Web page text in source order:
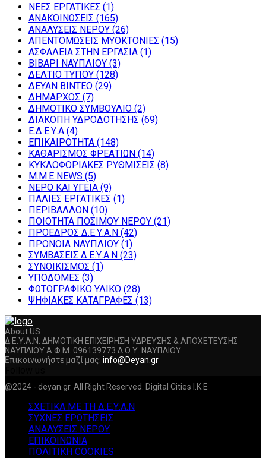
NEEΣ ΕΡΓΑΤΙΚΕΣ (1)
ΑΝΑΚΟΙΝΩΣΕΙΣ (165)
ΑΝΑΛΥΣΕΙΣ ΝΕΡΟΥ (26)
ΑΠΕΝΤΟΜΩΣΕΙΣ ΜΥΟΚΤΟΝΙΕΣ (15)
ΑΣΦΑΛΕΙΑ ΣΤΗΝ ΕΡΓΑΣΙΑ (1)
ΒΙΒΑΡΙ ΝΑΥΠΛΙΟΥ (3)
ΔΕΛΤΙΟ ΤΥΠΟΥ (128)
ΔΕΥΑΝ ΒΙΝΤΕΟ (29)
ΔΗΜΑΡΧΟΣ (7)
ΔΗΜΟΤΙΚΟ ΣΥΜΒΟΥΛΙΟ (2)
ΔΙΑΚΟΠΗ ΥΔΡΟΔΟΤΗΣΗΣ (69)
Ε.Δ.Ε.Υ.Α (4)
ΕΠΙΚΑΙΡΟΤΗΤΑ (148)
ΚΑΘΑΡΙΣΜΟΣ ΦΡΕΑΤΙΩΝ (14)
ΚΥΚΛΟΦΟΡΙΑΚΕΣ ΡΥΘΜΙΣΕΙΣ (8)
Μ.Μ.Ε NEWS (5)
ΝΕΡΟ ΚΑΙ ΥΓΕΙΑ (9)
ΠΑΛΙΕΣ ΕΡΓΑΤΙΚΕΣ (1)
ΠΕΡΙΒΑΛΛΟΝ (10)
ΠΟΙΟΤΗΤΑ ΠΟΣΙΜΟΥ ΝΕΡΟΥ (21)
ΠΡΟΕΔΡΟΣ Δ.Ε.Υ.Α.Ν (42)
ΠΡΟΝΟΙΑ ΝΑΥΠΛΙΟΥ (1)
ΣΥΜΒΑΣΕΙΣ Δ.Ε.Υ.Α.Ν (23)
ΣΥΝΟΙΚΙΣΜΟΣ (1)
ΥΠΟΔΟΜΕΣ (3)
ΦΩΤΟΓΡΑΦΙΚΟ ΥΛΙΚΟ (28)
ΨΗΦΙΑΚΕΣ ΚΑΤΑΓΡΑΦΕΣ (13)
About US
Δ.Ε.Υ.Α.Ν. ΔΗΜΟΤΙΚΗ ΕΠΙΧΕΙΡΗΣΗ ΥΔΡΕΥΣΗΣ & ΑΠΟΧΕΤΕΥΣΗΣ
ΝΑΥΠΛΙΟΥ Α.Φ.Μ. 096139773 Δ.Ο.Υ. ΝΑΥΠΛΙΟΥ
Επικοινωνήστε μαζί μας: info@Deyan.gr
Facebook
Twitter
Instagram
Youtube
@2024 - deyan.gr. All Right Reserved. Digital Cities I.K.E
ΣΧΕΤΙΚΑ ΜΕ ΤΗ Δ.Ε.Υ.Α.Ν
ΣΥΧΝΕΣ ΕΡΩΤΗΣΕΙΣ
ΑΝΑΛΥΣΕΙΣ ΝΕΡΟΥ
ΕΠΙΚΟΙΝΩΝΙΑ
ΠΟΛΙΤΙΚΗ COOKIES